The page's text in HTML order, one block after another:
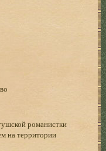
романистки
на территории